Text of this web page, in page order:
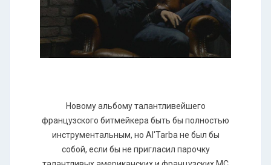
Новому альбому талантливейшего
французского битмейкера быть бы полностью
инструментальным, но Al'Tarba не был бы
собой, если бы не пригласил парочку